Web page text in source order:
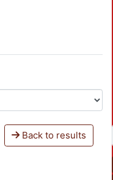
Back to results